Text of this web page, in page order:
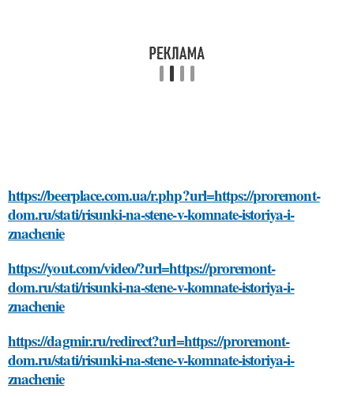
https://beerplace.com.ua/r.php?url=https://proremont-
dom.ru/stati/risunki-na-stene-v-komnate-istoriya-i-
znachenie
https://yout.com/video/?url=https://proremont-
dom.ru/stati/risunki-na-stene-v-komnate-istoriya-i-
znachenie
https://dagmir.ru/redirect?url=https://proremont-
dom.ru/stati/risunki-na-stene-v-komnate-istoriya-i-
znachenie